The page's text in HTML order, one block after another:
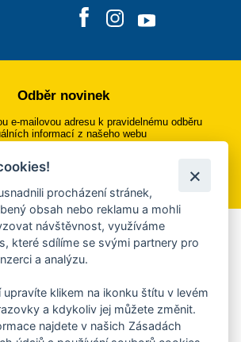
Odběr novinek
e-mailovou adresu k pravidelnému odběru
informací z našeho webu
Přihlásit se k odběru
Mobilní rozhlas
svého mobilu či mailu upozornění na
na kulturní a sportovní akce?
informací o aplikaci
procházení stránek,
obsah nebo reklamu a mohli
návštěvnost, využíváme
které sdílíme se svými partnery pro
a analýzu.
upravíte klikem na ikonku štítu v levém
a kdykoliv jej můžete změnit.
najdete v našich Zásadách